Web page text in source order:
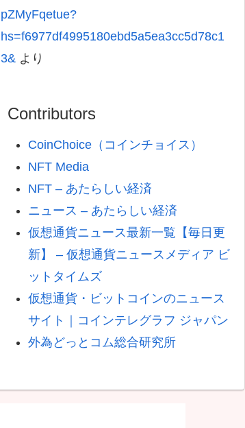
pZMyFqetue?
hs=f6977df4995180ebd5a5ea3cc5d78c1
3& より
Contributors
CoinChoice（コインチョイス）
NFT Media
NFT – あたらしい経済
ニュース – あたらしい経済
仮想通貨ニュース最新一覧【毎日更
新】 – 仮想通貨ニュースメディア ビ
ットタイムズ
仮想通貨・ビットコインのニュース
サイト｜コインテレグラフ ジャパン
外為どっとコム総合研究所